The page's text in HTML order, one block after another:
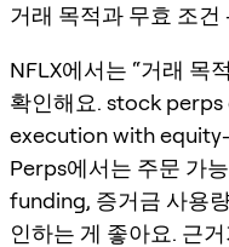
거래 목적과 무효 조건
NFLX에서는 “거래 목
확인해요. stock
execution with
Perps에서는 주문 가
funding, 증거금 사용
인하는 게 좋아요. 근